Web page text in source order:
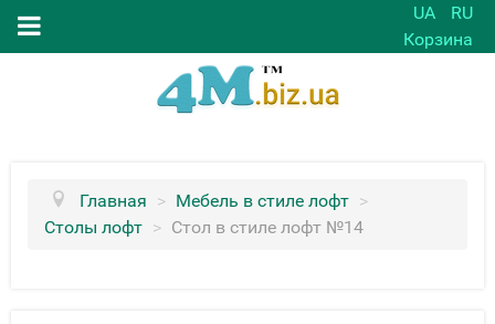
UA
RU
Корзина
Главная > Мебель в стиле лофт >
Столы лофт > Стол в стиле лофт №14